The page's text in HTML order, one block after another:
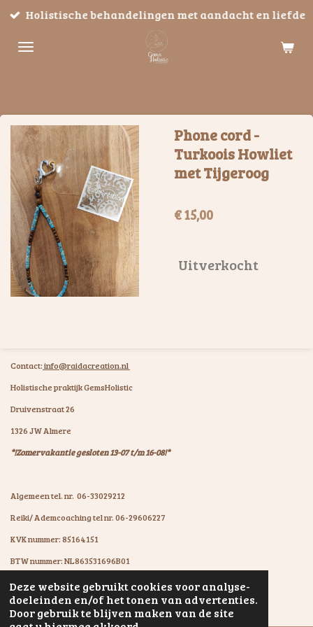
Deze website gebruikt cookies voor analyse-
doeleinden en/of het tonen van advertenties.
Door gebruik te blijven maken van de site
Ga
naar
Holistische behandelingen met aandacht en liefde
Phone cord -
Turkoois Howliet
met Tijgeroog
€ 15,00
Uitverkocht
Contact:info@raidacreation.nl
Holistische praktijk GemsHolistic
Druivenstraat 26
1326 JW Almere
*!Zomervakantie gesloten 13-07 t/m 16-08!*
Algemeen tel. nr. 06-33029212
Reiki/ Ademcoaching tel nr. 06-29606227
KVK nummer: 85164151
BTW nummer: NL863531696B01
IBAN: NL07KNAB0602931894
© 2020 - 2026 GemsHolistic by RaïdaCreation
Powered byJouwWeb